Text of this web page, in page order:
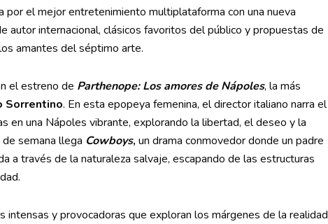
por el mejor entretenimiento multiplataforma con una nueva
autor internacional, clásicos favoritos del público y propuestas de
amantes del séptimo arte.
el estreno de Parthenope: Los amores de Nápoles, la más
Sorrentino. En esta epopeya femenina, el director italiano narra el
en una Nápoles vibrante, explorando la libertad, el deseo y la
semana llega Cowboys, un drama conmovedor donde un padre
a través de la naturaleza salvaje, escapando de las estructuras
intensas y provocadoras que exploran los márgenes de la realidad